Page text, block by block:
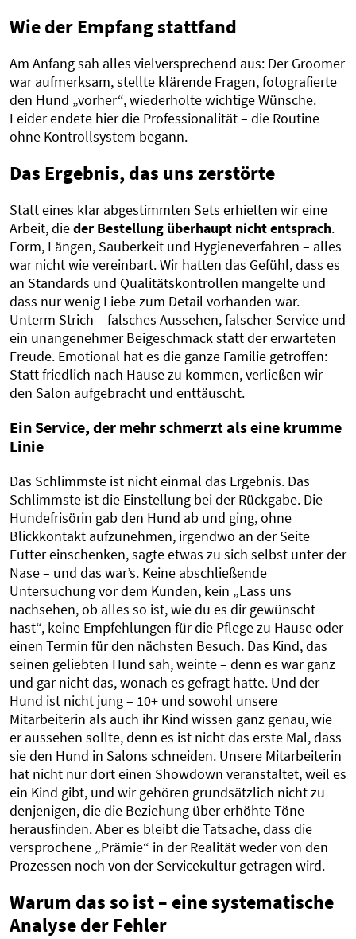
Wie der Empfang stattfand
Am Anfang sah alles vielversprechend aus: Der Groomer
war aufmerksam, stellte klärende Fragen, fotografierte
den Hund „vorher“, wiederholte wichtige Wünsche.
Leider endete hier die Professionalität – die Routine
ohne Kontrollsystem begann.
Das Ergebnis, das uns zerstörte
Statt eines klar abgestimmten Sets erhielten wir eine
Arbeit, dieder Bestellung überhaupt nicht entsprach.
Form, Längen, Sauberkeit und Hygieneverfahren – alles
war nicht wie vereinbart. Wir hatten das Gefühl, dass es
an Standards und Qualitätskontrollen mangelte und
dass nur wenig Liebe zum Detail vorhanden war.
Unterm Strich – falsches Aussehen, falscher Service und
ein unangenehmer Beigeschmack statt der erwarteten
Freude. Emotional hat es die ganze Familie getroffen:
Statt friedlich nach Hause zu kommen, verließen wir
den Salon aufgebracht und enttäuscht.
Ein Service, der mehr schmerzt als eine krumme
Linie
Das Schlimmste ist nicht einmal das Ergebnis. Das
Schlimmste ist die Einstellung bei der Rückgabe. Die
Hundefrisörin gab den Hund ab und ging, ohne
Blickkontakt aufzunehmen, irgendwo an der Seite
Futter einschenken, sagte etwas zu sich selbst unter der
Nase – und das war’s. Keine abschließende
Untersuchung vor dem Kunden, kein „Lass uns
nachsehen, ob alles so ist, wie du es dir gewünscht
hast“, keine Empfehlungen für die Pflege zu Hause oder
einen Termin für den nächsten Besuch. Das Kind, das
seinen geliebten Hund sah, weinte – denn es war ganz
und gar nicht das, wonach es gefragt hatte. Und der
Hund ist nicht jung – 10+ und sowohl unsere
Mitarbeiterin als auch ihr Kind wissen ganz genau, wie
er aussehen sollte, denn es ist nicht das erste Mal, dass
sie den Hund in Salons schneiden. Unsere Mitarbeiterin
hat nicht nur dort einen Showdown veranstaltet, weil es
ein Kind gibt, und wir gehören grundsätzlich nicht zu
denjenigen, die die Beziehung über erhöhte Töne
herausfinden. Aber es bleibt die Tatsache, dass die
versprochene „Prämie“ in der Realität weder von den
Prozessen noch von der Servicekultur getragen wird.
Warum das so ist – eine systematische
Analyse der Fehler